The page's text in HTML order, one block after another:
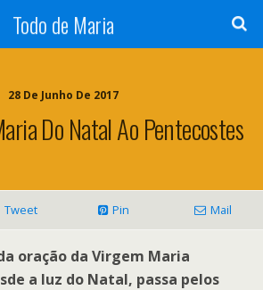
Todo de Maria
28 De Junho De 2017
Do Natal Ao Pentecostes
Tweet Pin Mail
oração da Virgem Maria
a luz do Natal, passa pelos